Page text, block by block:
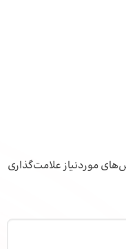
موردنیاز علامت‌گذاری